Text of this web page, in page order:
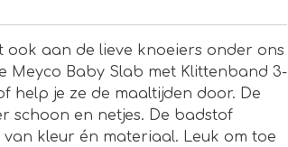
ook aan de lieve knoeiers onder ons
Meyco Baby Slab met Klittenband 3-
help je ze de maaltijden door. De
schoon en netjes. De badstof
van kleur én materiaal. Leuk om toe